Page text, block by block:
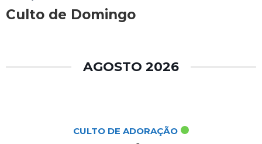
Culto de Domingo
AGOSTO 2026
CULTO DE ADORAÇÃO